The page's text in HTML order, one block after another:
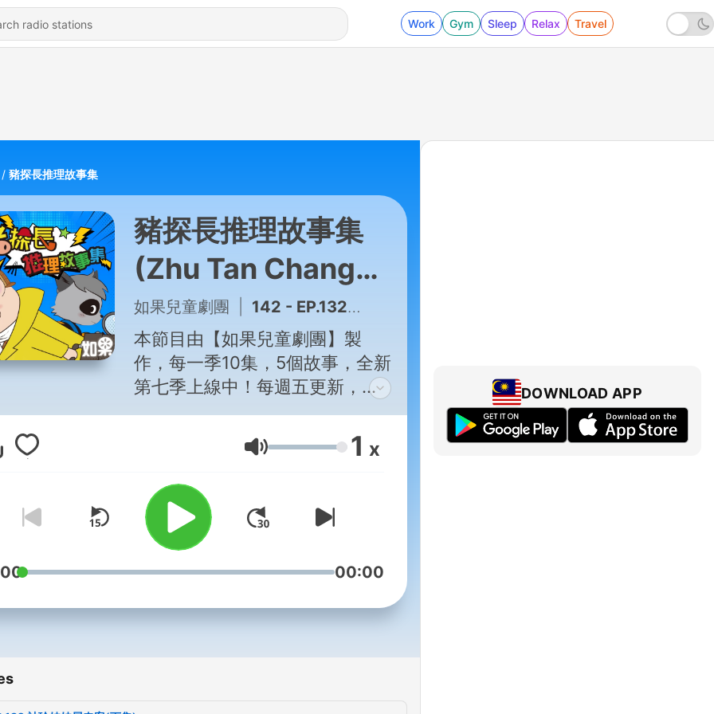
Work Gym Sleep Relax Travel
豬探長推理故事集
豬探長推理故事集
(Zhu Tan Chang
Tui Li Gu Shi Ji)
Podcast
如果兒童劇團 142 - EP.132 袖珍娃娃屋奇案(下集)
本節目由【如果兒童劇團】製
作，每一季10集，5個故事，全新
第七季上線中！每週五更新，訂
閱別錯過
◆ 豬探長推理故事集 ◆
動物界知名偵探！偵破無數案
件，獲頒警界最高榮譽「獅子王
銀心十字勳章」的豬探長，出現
在podcast了！讓你不論是通
探長憶起推裡解謎。
一聽就上癮的推理廣播劇，用
Volume 1 x
00:00
DOWNLOAD APP